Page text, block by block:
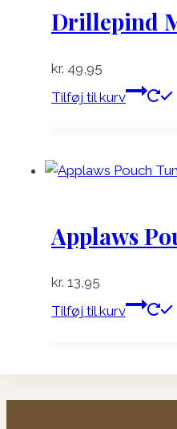
Drillepind
kr. 49,95
Tilføj til kurv
Applaws
kr. 13,95
Tilføj til kurv